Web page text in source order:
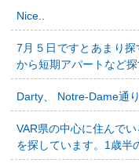
Nice..
7月５日ですとあまり
から短期アパートなど探
Darty、 Notre-Dame通
VAR県の中心に住んで
を探しています。1歳半